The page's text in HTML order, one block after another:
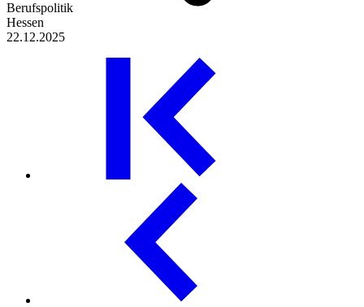
Berufspolitik
Hessen
22.12.2025